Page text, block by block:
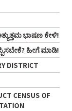
ಭಾಷಣ ಕೇಳಿ!
ಹೀಗೆ ಮಾಡಿ!
DISTRICT
CENSUS OF